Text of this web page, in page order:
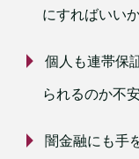
にすればいい
個人も連帯保
られるのか不安
闇金融にも手